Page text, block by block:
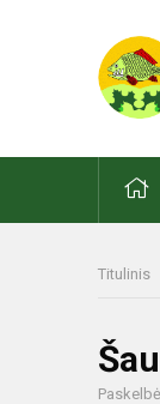
Titulinis